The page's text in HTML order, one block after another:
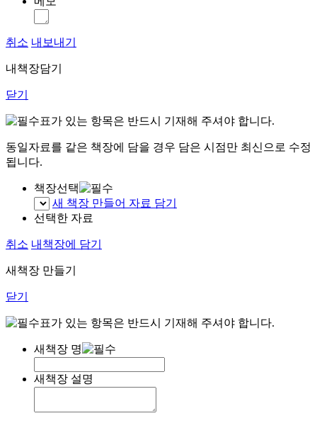
취소 내보내기
내책장담기
닫기
표가 있는 항목은 반드시 기재해 주셔야 합니다.
동일자료를 같은 책장에 담을 경우 담은 시점만 최신으로 수정
됩니다.
책장선택
새 책장 만들어 자료 담기
선택한 자료
취소 내책장에 담기
새책장 만들기
닫기
표가 있는 항목은 반드시 기재해 주셔야 합니다.
새책장 명
새책장 설명